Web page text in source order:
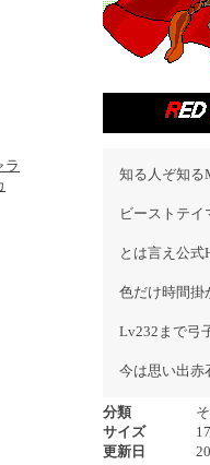
ラ
知る人ぞ知る
ビーストテイ
とは言え公式
色だけ時間掛
Lv232まで弓
今は思い出
分類
サイズ
更新日